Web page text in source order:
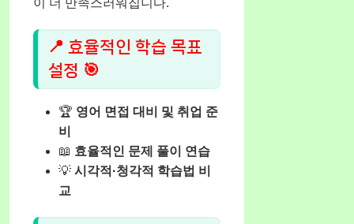
📍 효율적인 학습 목표
설정 🎯
🏆 영어 면접 대비 및 취업 준
비
📖 효율적인 문제 풀이 연습
💡 시각적·청각적 학습법 비
교